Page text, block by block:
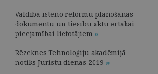
Valdība īsteno reformu plānošanas
dokumentu un tiesību aktu ērtākai
pieejamībai lietotājiem
Rēzeknes Tehnoloģiju akadēmijā
notiks Juristu dienas 2019